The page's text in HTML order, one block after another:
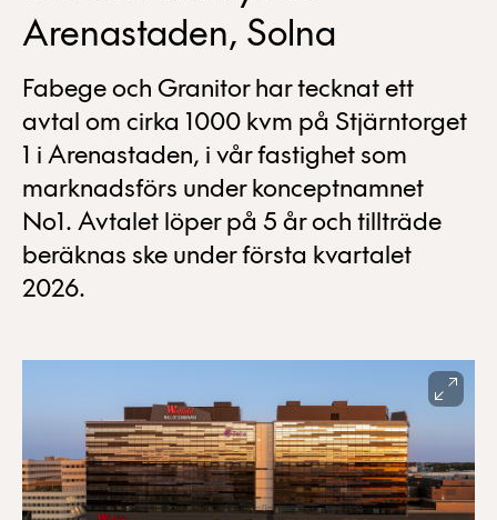
Arenastaden, Solna
Fabege och Granitor har tecknat ett
avtal om cirka 1000 kvm på Stjärntorget
1 i Arenastaden, i vår fastighet som
marknadsförs under konceptnamnet
No1. Avtalet löper på 5 år och tillträde
beräknas ske under första kvartalet
2026.